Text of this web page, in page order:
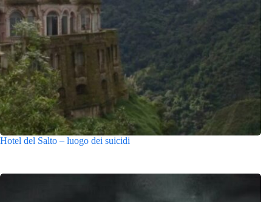
Hotel del Salto – luogo dei suicidi